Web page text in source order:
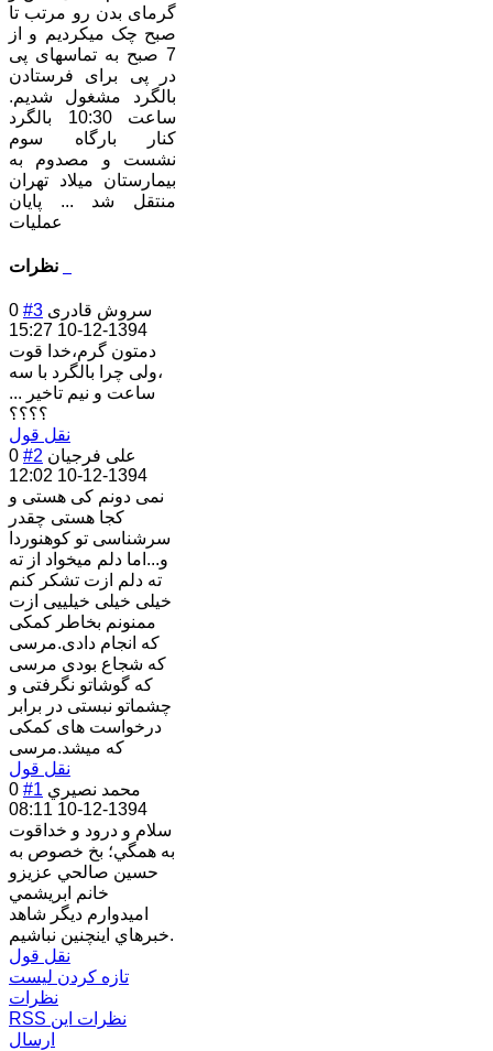
گرمای بدن رو مرتب تا
صبح چک میکردیم و از
7 صبح به تماسهای پی
در پی برای فرستادن
بالگرد مشغول شدیم.
ساعت 10:30 بالگرد
کنار بارگاه سوم
نشست و مصدوم به
بیمارستان میلاد تهران
منتقل شد ... پایان
عملیات
0 #3 سروش قادری
1394-12-10 15:27
دمتون گرم،خدا قوت
،ولی چرا بالگرد با سه
ساعت و نیم تاخیر ...
؟؟؟؟
نقل قول
0 #2 علی فرجیان
1394-12-10 12:02
نمی دونم کی هستی و
کجا هستی چقدر
سرشناسی تو کوهنوردا
و...اما دلم میخواد از ته
ته دلم ازت تشکر کنم
خیلی خیلی خیلییی ازت
ممنونم بخاطر کمکی
که انجام دادی.مرسی
که شجاع بودی مرسی
که گوشاتو نگرفتی و
چشماتو نبستی در برابر
درخواست های کمکی
که میشد.مرسی
نقل قول
0 #1 محمد نصيري
1394-12-10 08:11
سلام و درود و خداقوت
به همگي؛ بخ خصوص به
حسين صالحي عزيزو
خانم ابريشمي
اميدوارم ديگر شاهد
خبرهاي اينچنين نباشيم.
نقل قول
تازه کردن لیست
نظرات
RSS نظرات این
ارسال